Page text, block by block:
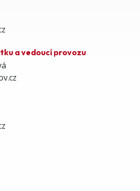
a vedoucí provozu